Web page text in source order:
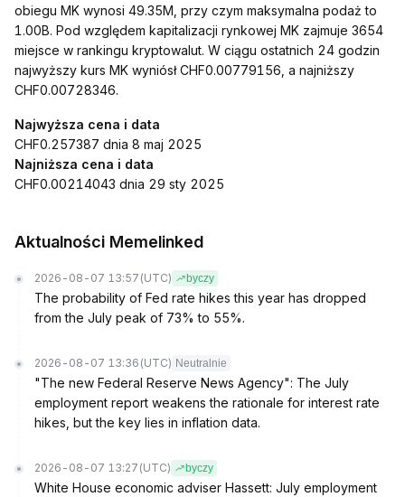
obiegu MK wynosi 49.35M, przy czym maksymalna podaż to
1.00B. Pod względem kapitalizacji rynkowej MK zajmuje 3654
miejsce w rankingu kryptowalut. W ciągu ostatnich 24 godzin
najwyższy kurs MK wyniósł CHF0.00779156, a najniższy
CHF0.00728346.
Najwyższa cena i data
CHF0.257387 dnia 8 maj 2025
Najniższa cena i data
CHF0.00214043 dnia 29 sty 2025
Aktualności Memelinked
2026-08-07 13:57 (UTC) byczy
The probability of Fed rate hikes this year has dropped
from the July peak of 73% to 55%.
2026-08-07 13:36 (UTC) Neutralnie
"The new Federal Reserve News Agency": The July
employment report weakens the rationale for interest rate
hikes, but the key lies in inflation data.
2026-08-07 13:27 (UTC) byczy
White House economic adviser Hassett: July employment